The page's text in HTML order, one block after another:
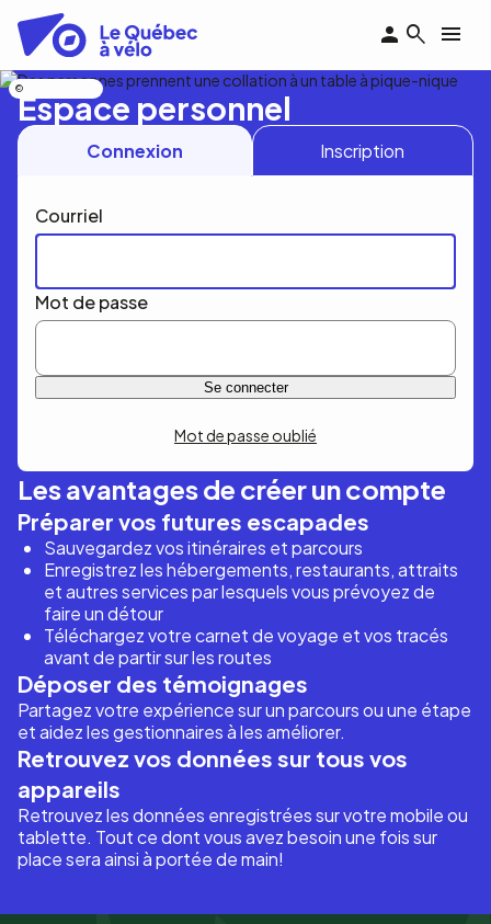
contenu
principal
Espace personnel
Connexion Inscription
Courriel
Mot de passe
Mot de passe oublié
Les avantages de créer un compte
Préparer vos futures escapades
Sauvegardez vos itinéraires et parcours
Enregistrez les hébergements, restaurants, attraits
et autres services par lesquels vous prévoyez de
faire un détour
Téléchargez votre carnet de voyage et vos tracés
avant de partir sur les routes
Déposer des témoignages
Partagez votre expérience sur un parcours ou une étape
et aidez les gestionnaires à les améliorer.
Retrouvez vos données sur tous vos
appareils
Retrouvez les données enregistrées sur votre mobile ou
tablette. Tout ce dont vous avez besoin une fois sur
place sera ainsi à portée de main!